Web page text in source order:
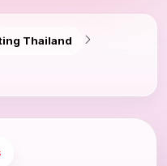
Thailand